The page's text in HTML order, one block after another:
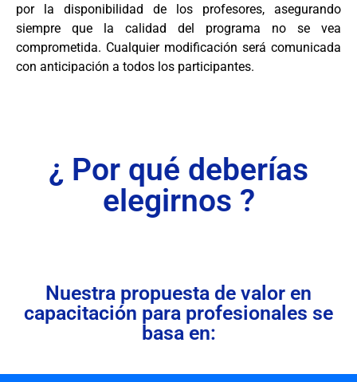
por la disponibilidad de los profesores, asegurando
siempre que la calidad del programa no se vea
comprometida. Cualquier modificación será comunicada
con anticipación a todos los participantes.
¿ Por qué deberías
elegirnos ?
Nuestra propuesta de valor en
capacitación para profesionales se
basa en: